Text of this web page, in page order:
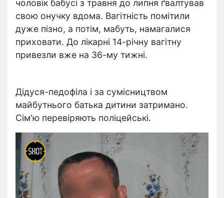
чоловік бабусі з травня до липня ґвалтував
свою онучку вдома. Вагітність помітили
дуже пізно, а потім, мабуть, намагалися
приховати. До лікарні 14-річну вагітну
привезли вже на 36-му тижні.
Дідуся-педофіла і за сумісництвом
майбутнього батька дитини затримано.
Сім'ю перевіряють поліцейські.